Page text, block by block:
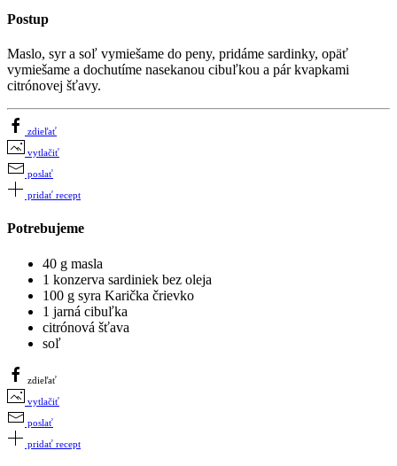
Postup
Maslo, syr a soľ vymiešame do peny, pridáme sardinky, opäť
vymiešame a dochutíme nasekanou cibuľkou a pár kvapkami
citrónovej šťavy.
zdieľať
vytlačiť
poslať
pridať recept
Potrebujeme
40 g masla
1 konzerva sardiniek bez oleja
100 g syra Karička črievko
1 jarná cibuľka
citrónová šťava
soľ
zdieľať
vytlačiť
poslať
pridať recept